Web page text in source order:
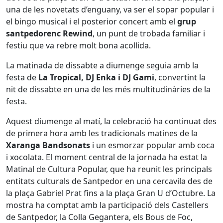
una de les novetats d’enguany, va ser el sopar popular i
el bingo musical i el posterior concert amb el grup
santpedorenc Rewind, un punt de trobada familiar i
festiu que va rebre molt bona acollida.
La matinada de dissabte a diumenge seguia amb la
festa de La Tropical, DJ Enka i DJ Gami, convertint la
nit de dissabte en una de les més multitudinàries de la
festa.
Aquest diumenge al matí, la celebració ha continuat des
de primera hora amb les tradicionals matines de la
Xaranga Bandsonats i un esmorzar popular amb coca
i xocolata. El moment central de la jornada ha estat la
Matinal de Cultura Popular, que ha reunit les principals
entitats culturals de Santpedor en una cercavila des de
la plaça Gabriel Prat fins a la plaça Gran U d’Octubre. La
mostra ha comptat amb la participació dels Castellers
de Santpedor, la Colla Gegantera, els Bous de Foc,